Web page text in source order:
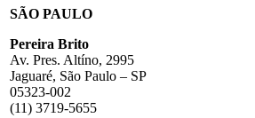
SÃO PAULO
Pereira Brito
Av. Pres. Altíno, 2995
Jaguaré, São Paulo – SP
05323-002
(11) 3719-5655